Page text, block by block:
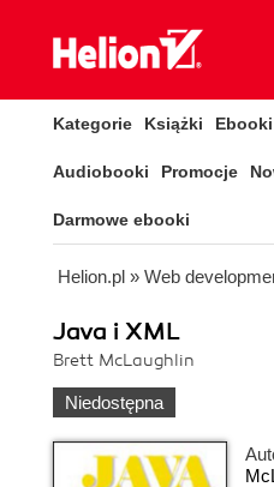
Kategorie Książki Ebooki
Audiobooki Promocje
Darmowe ebooki
Helion.pl » Web
Java i XML
Brett McLaughlin
Niedostępna